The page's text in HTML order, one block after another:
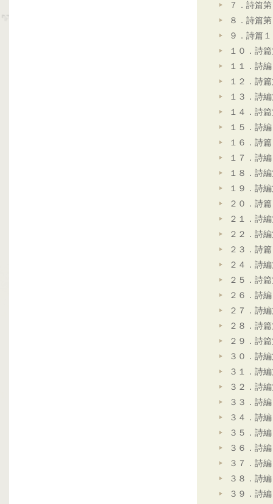
７．詩篇
８．詩篇
９．詩篇
１０．詩
１１．詩
１２．詩
１３．詩
１４．詩
１５．詩
１６．詩
１７．詩
１８．詩
１９．詩
２０．詩
２１．詩
２２．詩
２３．詩
２４．詩
２５．詩
２６．詩
２７．詩
２８．詩
２９．詩
３０．詩
３１．詩
３２．詩
３３．詩
３４．詩
３５．詩
３６．詩
３７．詩
３８．詩
３９．詩